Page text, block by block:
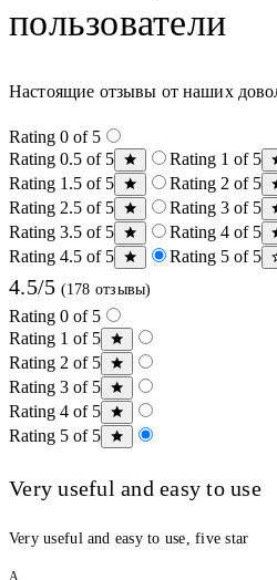
пользователи
Настоящие отзывы от наших
Rating 0 of 5
Rating 0.5 of 5
Rating 1 of 5
Rating 1.5 of 5
Rating 2 of 5
Rating 2.5 of 5
Rating 3 of 5
Rating 3.5 of 5
Rating 4 of 5
Rating 4.5 of 5
Rating 5 of 5
4.5/5 (178 отзывы)
Rating 0 of 5
Rating 1 of 5
Rating 2 of 5
Rating 3 of 5
Rating 4 of 5
Rating 5 of 5
Very useful and easy to use
Very useful and easy to use, five star
A